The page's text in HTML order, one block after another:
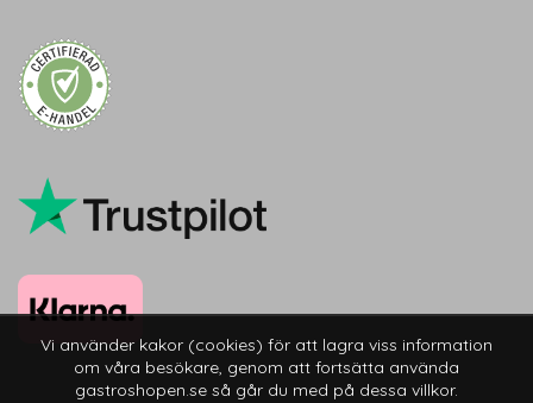
Vi använder kakor (cookies) för att lagra viss information
om våra besökare, genom att fortsätta använda
gastroshopen.se så går du med på dessa villkor.